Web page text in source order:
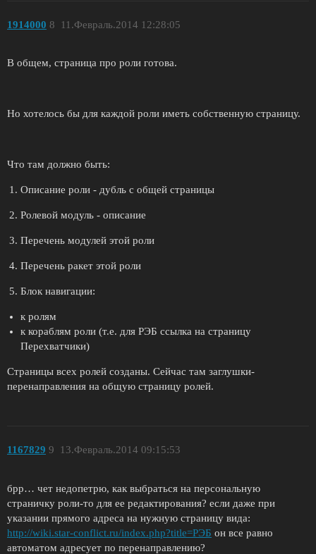
1914000 11.Февраль.2014 12:28:05
8
В общем, страница про роли готова.
Но хотелось бы для каждой роли иметь собственную страницу.
Что там должно быть:
Описание роли - дубль с общей страницы
Ролевой модуль - описание
Перечень модулей этой роли
Перечень ракет этой роли
Блок навигации:
к ролям
к кораблям роли (т.е. для РЭБ ссылка на страницу
Перехватчики)
Страницы всех ролей созданы. Сейчас там заглушки-
перенаправления на общую страницу ролей.
1167829 13.Февраль.2014 09:15:53
9
брр… чет недопетрю, как выбраться на персональную
страничку роли-то для ее редактирования? если даже при
указании прямого адреса на нужную страницу вида:
http://wiki.star-conflict.ru/index.php?title=РЭБ он все равно
автоматом адресует по перенаправлению?